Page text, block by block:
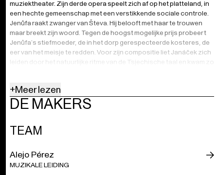
muziektheater. Zijn derde opera speelt zich af op het platteland, in
een hechte gemeenschap met een verstikkende sociale controle.
Jenůfa raakt zwanger van Števa. Hij belooft met haar te trouwen
maar breekt zijn woord. Tegen de hoogst mogelijke prijs probeert
Jenůfa’s stiefmoeder, de in het dorp gerespecteerde kosteres, de
eer van het meisje te redden. Voor zijn compositie liet Janáček zich
leiden door het natuurlijke ritme van de Tsjechische taal en kwam zo
In wat is uitgegroeid tot een van de succesvolste creaties van
gevoelens, afgunst en goede bedoelingen. Na een reis van twintig
Luxemburg, Duitsland, Frankrijk en zelfs Japan – keert onze
Jenůfa
huiswaarts.
+Meer lezen
DE MAKERS
TEAM
Alejo Pérez
MUZIKALE LEIDING